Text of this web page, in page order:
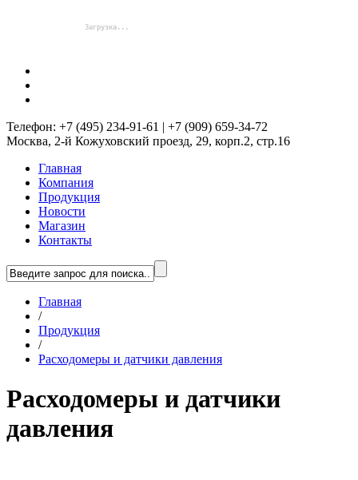
Телефон: +7 (495) 234-91-61 | +7 (909) 659-34-72
Москва, 2-й Кожуховский проезд, 29, корп.2, стр.16
Главная
Компания
Продукция
Новости
Магазин
Контакты
Главная
/
Продукция
/
Расходомеры и датчики давления
Расходомеры и датчики
давления